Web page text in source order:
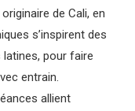
de Cali, en
s’inspirent des
pour faire
entrain.
allient